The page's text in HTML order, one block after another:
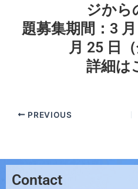
ジから
題募集期間：3
⽉ 25 ⽇
詳細は
PREVIOUS
Contact